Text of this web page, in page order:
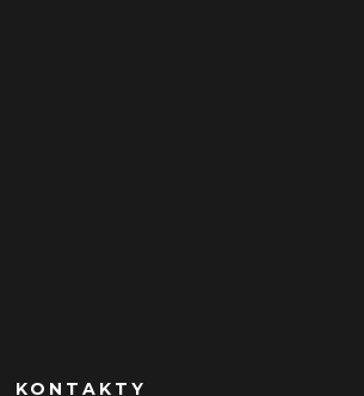
KONTAKTY